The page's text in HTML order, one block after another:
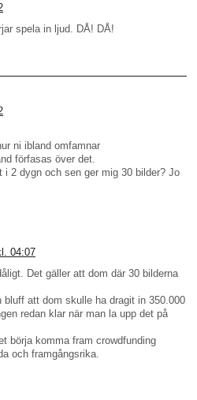
spela in ljud. DÅ! DÅ!
ni ibland omfamnar
förfasas över det.
i 2 dygn och sen ger mig 30 bilder? Jo
04:07
Det gäller att dom där 30 bilderna
bluff att dom skulle ha dragit in 350.000
redan klar när man la upp det på
börja komma fram crowdfunding
och framgångsrika.